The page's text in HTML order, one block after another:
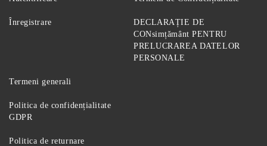
Înregistrare
DECLARAȚIE DE
CONsimțământ PENTRU
PRELUCRAREA DATELOR
PERSONALE
Termeni generali
Politica de confidențialitate
GDPR
Politica de returnare